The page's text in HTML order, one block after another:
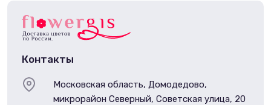
Контакты
Московская область, Домодедово,
микрорайон Северный, Советская улица, 20